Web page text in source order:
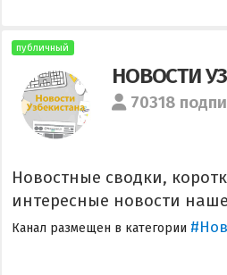
публичный
НОВОСТИ
70318
Новостные сводки,
интересные новости
Канал размещен в категории